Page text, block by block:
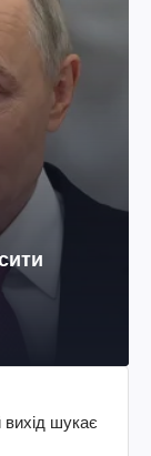
вихід шукає